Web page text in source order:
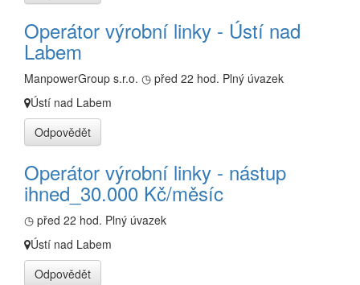
Operátor výrobní linky - Ústí nad
Labem
ManpowerGroup s.r.o. ◷ před 22 hod. Plný úvazek
Ústí nad Labem
Odpovědět
Operátor výrobní linky - nástup
ihned_30.000 Kč/měsíc
◷ před 22 hod. Plný úvazek
Ústí nad Labem
Odpovědět